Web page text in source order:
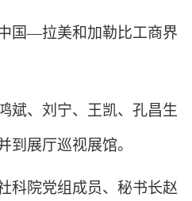
—拉美和加勒比工商界
、刘宁、王凯、孔昌生
到展厅巡视展馆。
院党组成员、秘书长赵